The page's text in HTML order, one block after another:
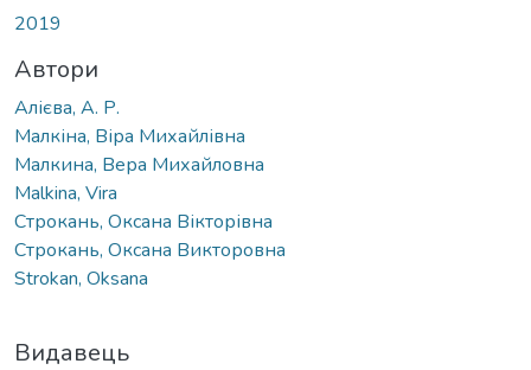
2019
Автори
Алієва, А. Р.
Малкіна, Віра Михайлівна
Малкина, Вера Михайловна
Malkina, Vira
Строкань, Оксана Вікторівна
Строкань, Оксана Викторовна
Strokan, Oksana
Видавець